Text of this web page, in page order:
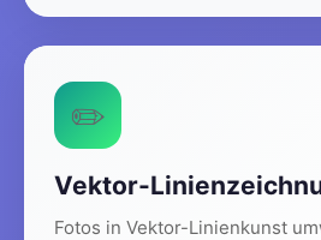
✏️
Vektor-
Fotos in Vektor-Linienkunst